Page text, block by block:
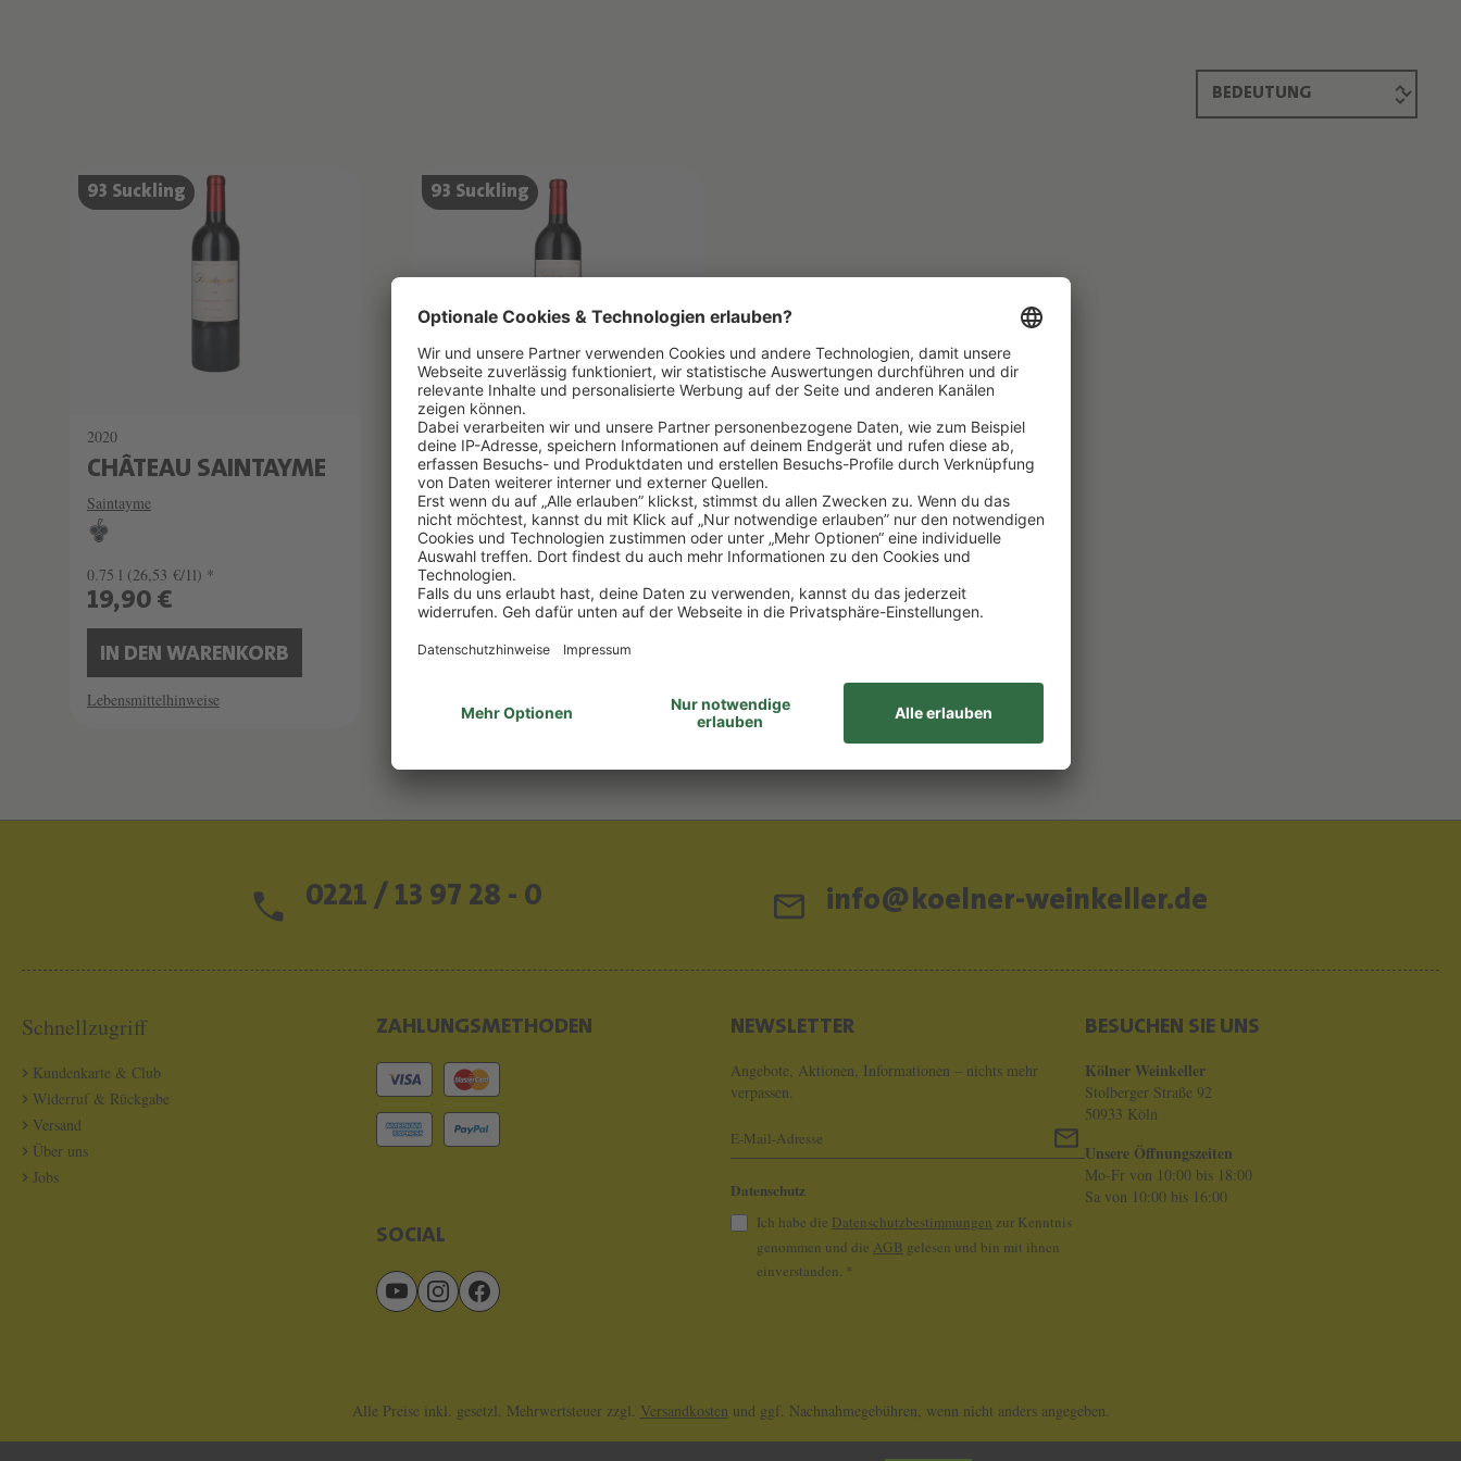
93 Suckling
2020
CHÂTEAU SAINTAYME
Saintayme
0.75 l (26,53 €/1l) *
19,90 €
IN DEN WARENKORB
Lebensmittelhinweise
93 Suckling
2018
SAINTAYME
Saintayme
0.75 l(26,53 €/1l) *
19,90 €
IN DEN WARENKORB
0221 / 13 97 28 - 0 info@koelner-weinkeller.de
Schnellzugriff
Kundenkarte & Club
Widerruf & Rückgabe
Versand
Über uns
Jobs
ZAHLUNGSMETHODEN
SOCIAL
NEWSLETTER
Angebote, Aktionen, Informationen – nichts mehr
verpassen.
Datenschutz
Ich habe die Datenschutzbestimmungen zur Kenntnis
genommen und die AGB gelesen und bin mit ihnen
einverstanden. *
BESUCHEN SIE UNS
Kölner Weinkeller
Stolberger Straße 92
50933 Köln
Unsere Öffnungszeiten
Mo-Fr von 10:00 bis 18:00
Sa von 10:00 bis 16:00
Alle Preise inkl. gesetzl. Mehrwertsteuer zzgl. Versandkosten und ggf. Nachnahmegebühren, wenn nicht anders angegeben.